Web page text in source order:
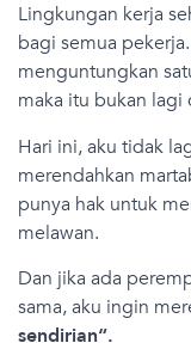
Lingkungan kerja
bagi semua
menguntungkan
maka itu bukan lagi
Hari ini, aku tidak
merendahkan
punya hak untuk
melawan.
Dan jika ada
sama, aku ingin
sendirian“.